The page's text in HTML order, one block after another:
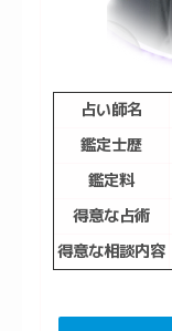
占い師名
鑑定士歴
鑑定料
得意な占術
得意な相談内容